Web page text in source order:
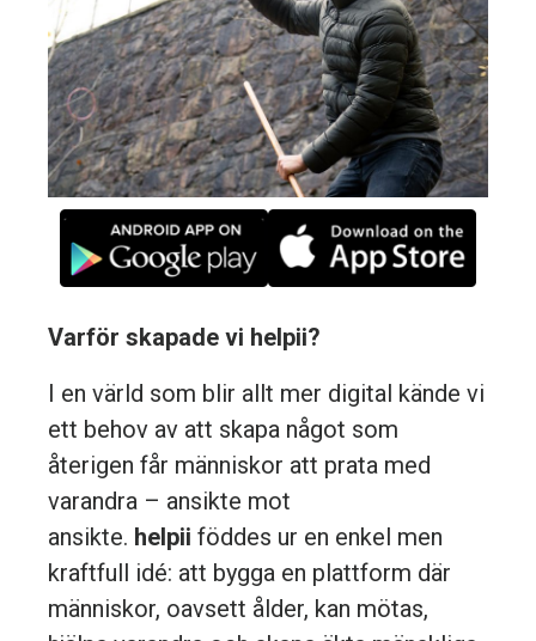
Varför skapade vi helpii?
I en värld som blir allt mer digital kände vi
ett behov av att skapa något som
återigen får människor att prata med
varandra – ansikte mot
ansikte. helpii föddes ur en enkel men
kraftfull idé: att bygga en plattform där
människor, oavsett ålder, kan mötas,